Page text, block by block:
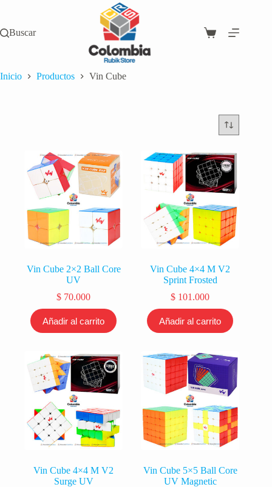
contenido
Buscar
Carro
Inicio
Productos Vin Cube
Vin Cube 2×2 Ball Core
UV
$ 70.000
Añadir al carrito
Vin Cube 4×4 M V2
Sprint Frosted
$ 101.000
Añadir al carrito
Vin Cube 4×4 M V2
Surge UV
Vin Cube 5×5 Ball Core
UV Magnetic